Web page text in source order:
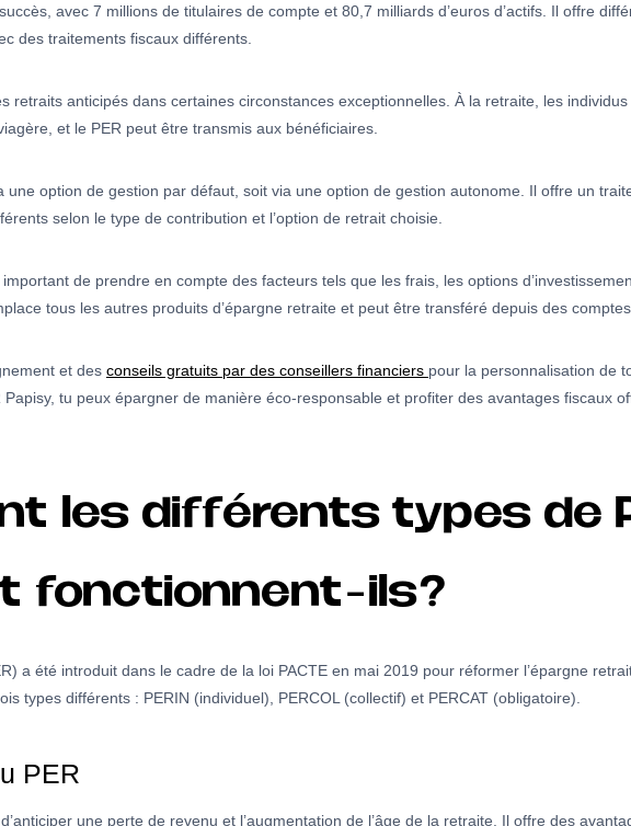
avec 7 millions de titulaires de compte et 80,7 milliards d’euros d’actifs. Il offre
des traitements fiscaux différents.
retraits anticipés dans certaines circonstances exceptionnelles. À la retraite, les
et le PER peut être transmis aux bénéficiaires.
une option de gestion par défaut, soit via une option de gestion autonome. Il offre un
selon le type de contribution et l’option de retrait choisie.
important de prendre en compte des facteurs tels que les frais, les options
tous les autres produits d’épargne retraite et peut être transféré depuis des
et des conseils gratuits par des conseillers financiers pour la personnalisation de
tu peux épargner de manière éco-responsable et profiter des avantages fiscaux
les différents types de
fonctionnent-ils?
a été introduit dans le cadre de la loi PACTE en mai 2019 pour réformer l’épargne
types différents : PERIN (individuel), PERCOL (collectif) et PERCAT (obligatoire).
PER
une perte de revenu et l’augmentation de l’âge de la retraite. Il offre des